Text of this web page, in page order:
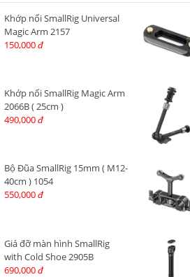
Khớp nối SmallRig Universal
Magic Arm 2157
150,000 đ
Khớp nối SmallRig Magic Arm
2066B ( 25cm )
490,000 đ
Bộ Đũa SmallRig 15mm ( M12-
40cm ) 1054
550,000 đ
Giá đỡ màn hình SmallRig
with Cold Shoe 2905B
690,000 đ